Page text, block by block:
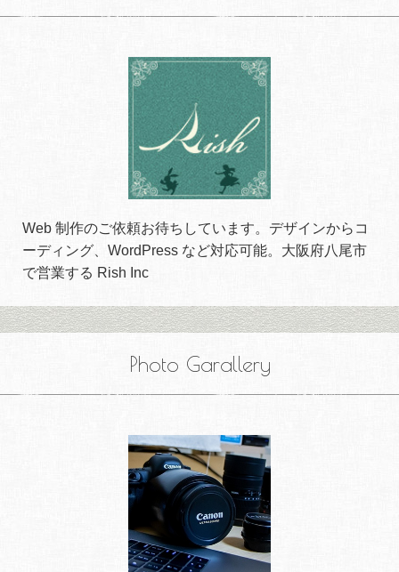
Web 制作のご依頼お待ちしています。デザインからコ
ーディング、WordPress など対応可能。大阪府八尾市
で営業する Rish Inc
Photo Garallery